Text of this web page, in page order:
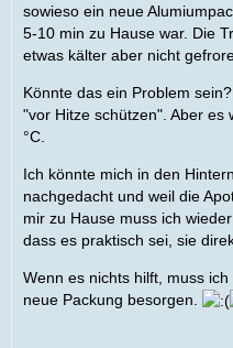
sowieso ein neue
5-10 min zu Hause war. Die
etwas kälter aber nicht
Könnte das ein Problem
"vor Hitze schützen". Aber es
°C.
Ich könnte mich in den
nachgedacht und weil die
mir zu Hause muss ich
dass es praktisch sei, sie
Wenn es nichts hilft, muss
neue Packung besorgen.